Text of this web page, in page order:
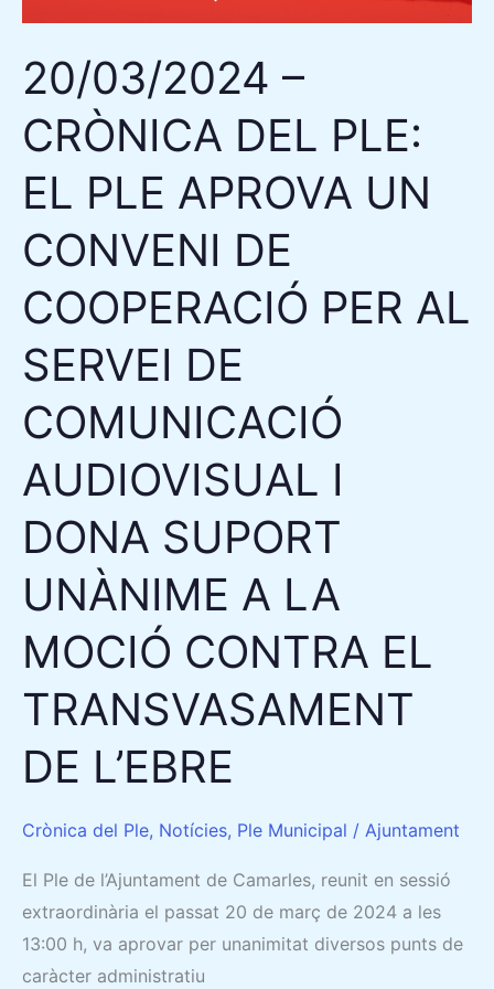
20/03/2024 –
CRÒNICA DEL PLE:
EL PLE APROVA UN
CONVENI DE
COOPERACIÓ PER AL
SERVEI DE
COMUNICACIÓ
AUDIOVISUAL I
DONA SUPORT
UNÀNIME A LA
MOCIÓ CONTRA EL
TRANSVASAMENT
DE L’EBRE
Crònica del Ple, Notícies, Ple Municipal / Ajuntament
El Ple de l’Ajuntament de Camarles, reunit en sessió
extraordinària el passat 20 de març de 2024 a les
13:00 h, va aprovar per unanimitat diversos punts de
caràcter administratiu
CONVENI
COOPERACIÓ
AL
SERVEI
DE
COMUNICACIÓ
AUDIOVISUAL
SUPORT
A
LA
MOCIÓ
CONTRA
EL
TRANSVASAMENT
L’EBRE